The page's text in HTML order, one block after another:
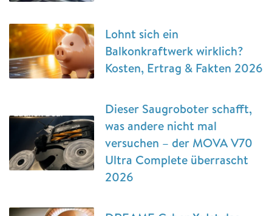
Lohnt sich ein
Balkonkraftwerk wirklich?
Kosten, Ertrag & Fakten 2026
Dieser Saugroboter schafft,
was andere nicht mal
versuchen – der MOVA V70
Ultra Complete überrascht
2026